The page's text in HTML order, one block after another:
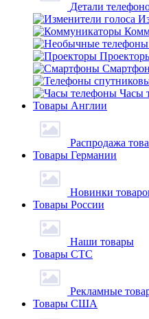
Детали
Часы
Товары Англии
Распродажа
Товары Германии
Новинки
Товары России
Наши товары
Товары СТС
Рекламные
Товары США